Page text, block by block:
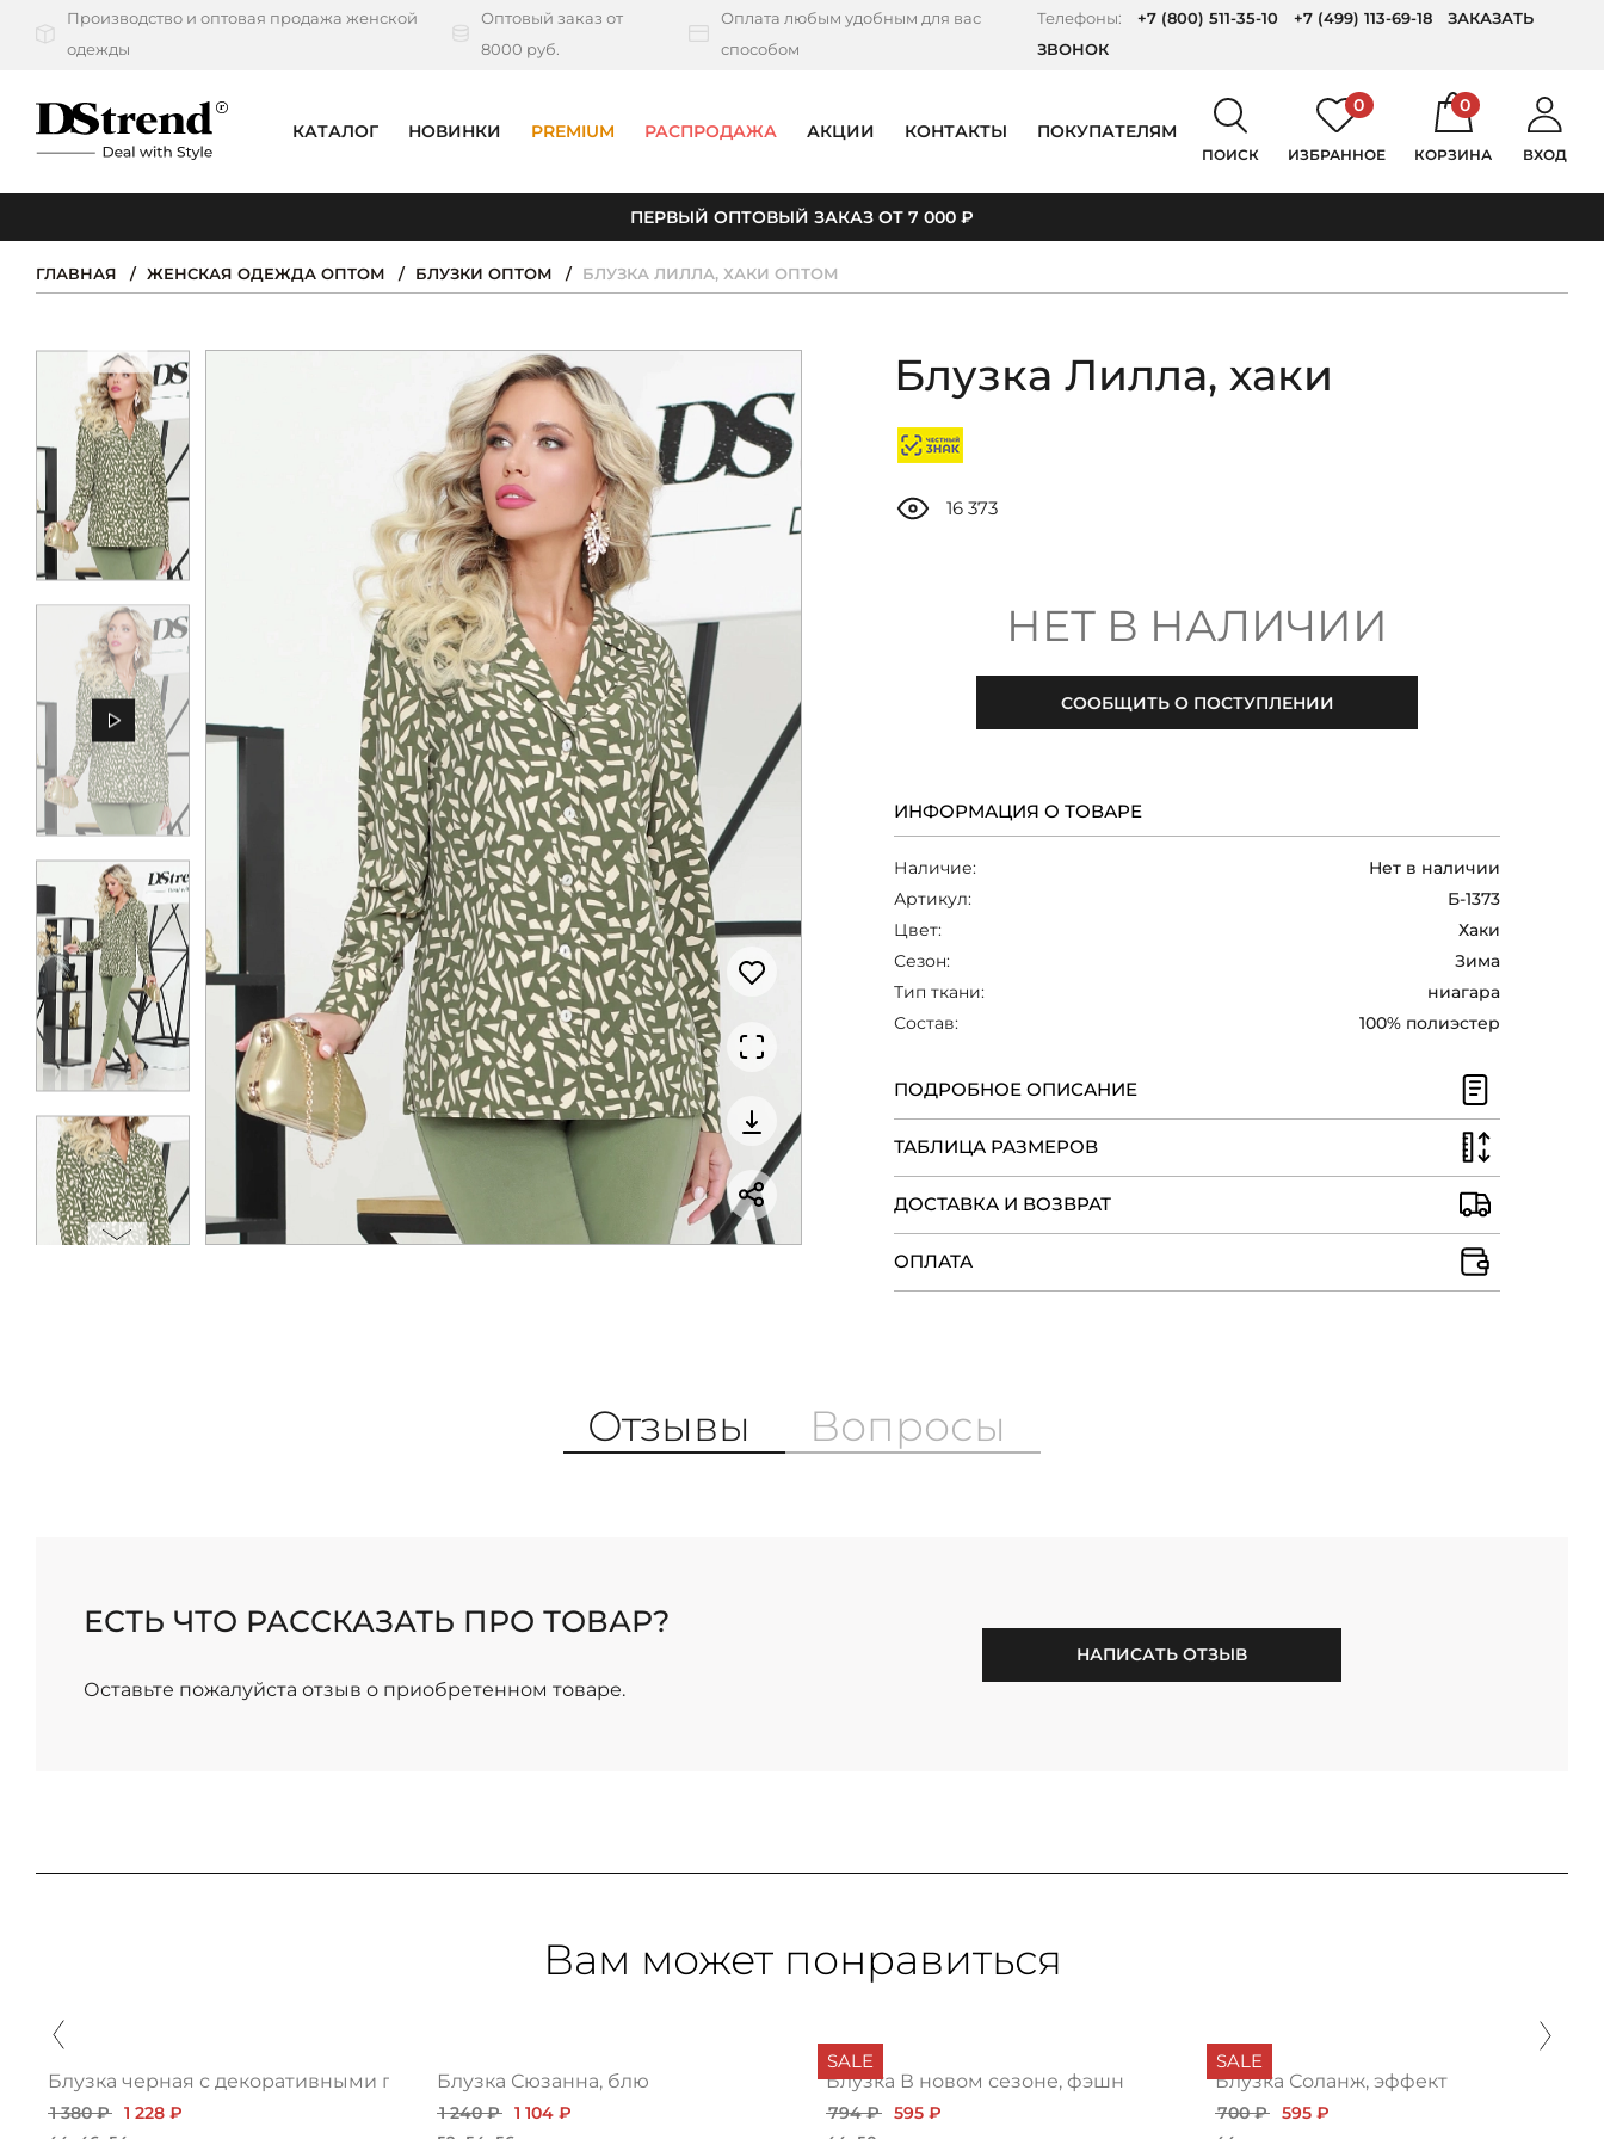
Производство и оптовая продажа женской
одежды
Оптовый заказ от
8000 руб.
Оплата любым удобным для вас
способом
Телефоны: +7 (800) 511-35-10 +7 (499) 113-69-18
ЗАКАЗАТЬ
ЗВОНОК
КАТАЛОГ НОВИНКИ PREMIUM РАСПРОДАЖА АКЦИИ КОНТАКТЫ ПОКУПАТЕЛЯМ
ПОИСК
0
ИЗБРАННОЕ
0
КОРЗИНА ВХОД
ПЕРВЫЙ ОПТОВЫЙ ЗАКАЗ ОТ 7 000 ₽
КАТАЛОГ
НОВИНКИ
PREMIUM
РАСПРОДАЖА
АКЦИИ
КОНТАКТЫ
ЖУРНАЛ
О НАС
СКИДКИ
ЧАСТО ЗАДАВАЕМЫЕ ВОПРОСЫ
ОПТОВЫМ ПОКУПАТЕЛЯМ
РОЗНИЧНЫМ ПОКУПАТЕЛЯМ
ДОСТАВКА
ОПЛАТА
ТАБЛИЦА РАЗМЕРОВ
/
ГЛАВНАЯ ЖЕНСКАЯ ОДЕЖДА ОПТОМ БЛУЗКИ ОПТОМ БЛУЗКА ЛИЛЛА, ХАКИ ОПТОМ
Блузка Лилла, хаки
16 373
НЕТ В НАЛИЧИИ
СООБЩИТЬ О ПОСТУПЛЕНИИ
ИНФОРМАЦИЯ О ТОВАРЕ
Наличие:
Нет в наличии
Артикул:
Б-1373
Цвет:
Хаки
Сезон:
Зима
Тип ткани:
ниагара
Состав:
100% полиэстер
ПОДРОБНОЕ ОПИСАНИЕ
ТАБЛИЦА РАЗМЕРОВ
ДОСТАВКА И ВОЗВРАТ
ОПЛАТА
Отзывы Вопросы
ЕСТЬ ЧТО РАССКАЗАТЬ ПРО ТОВАР?
Оставьте пожалуйста отзыв о приобретенном товаре.
НАПИСАТЬ ОТЗЫВ
Вам может понравиться
Блузка черная с декоративными пуговицами
1 380 ₽ 1 228 ₽
Блузка Сюзанна, блю
1 240 ₽ 1 104 ₽
SALE
Блузка В новом сезоне, фэшн
794 ₽ 595 ₽
SALE
Блузка Соланж, эффект
700 ₽ 595 ₽